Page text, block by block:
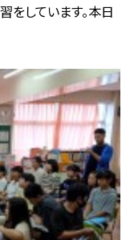
をしています。本日